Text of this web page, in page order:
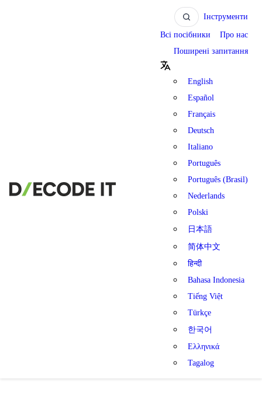
Інструменти
Всі посібники
Про нас
Поширені запитання
English
Español
Français
Deutsch
Italiano
Português
Português (Brasil)
Nederlands
Polski
日本語
简体中文
हिन्दी
Bahasa Indonesia
Tiếng Việt
Türkçe
한국어
Ελληνικά
Tagalog